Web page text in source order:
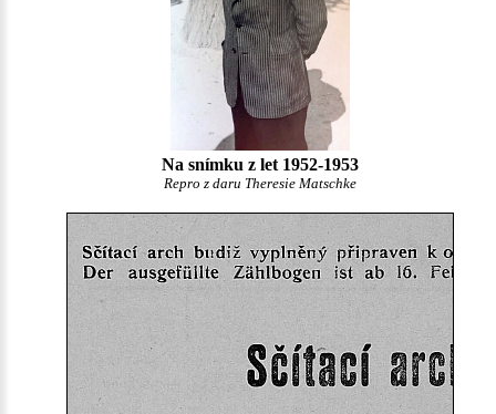
Na snímku z let 1952-1953
Repro z daru Theresie Matschke